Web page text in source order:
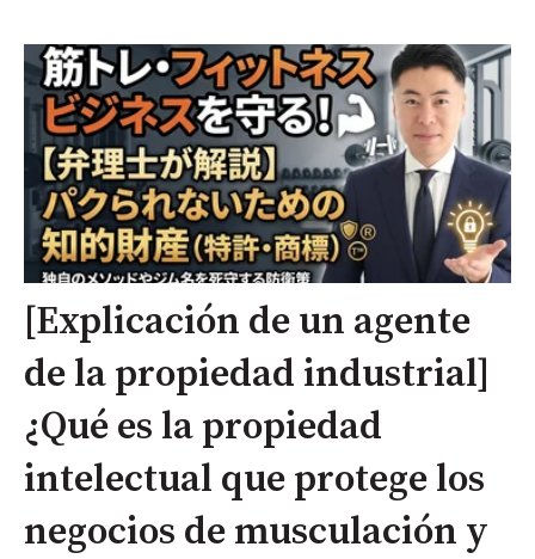
[Explicación de un agente
de la propiedad industrial]
¿Qué es la propiedad
intelectual que protege los
negocios de musculación y